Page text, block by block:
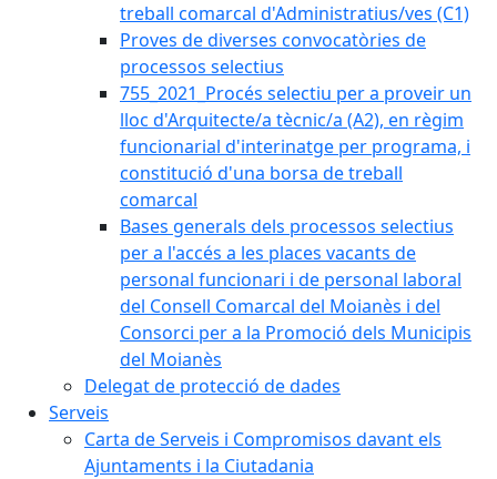
treball comarcal d'Administratius/ves (C1)
Proves de diverses convocatòries de
processos selectius
755_2021_Procés selectiu per a proveir un
lloc d'Arquitecte/a tècnic/a (A2), en règim
funcionarial d'interinatge per programa, i
constitució d'una borsa de treball
comarcal
Bases generals dels processos selectius
per a l'accés a les places vacants de
personal funcionari i de personal laboral
del Consell Comarcal del Moianès i del
Consorci per a la Promoció dels Municipis
del Moianès
Delegat de protecció de dades
Serveis
Carta de Serveis i Compromisos davant els
Ajuntaments i la Ciutadania